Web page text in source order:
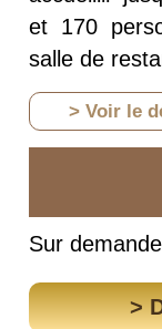
et 170
salle de
> Voir le
Sur
>